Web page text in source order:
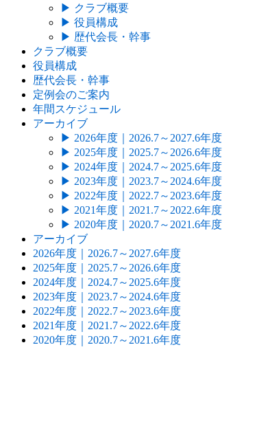
▶ クラブ概要
▶ 役員構成
▶ 歴代会長・幹事
クラブ概要
役員構成
歴代会長・幹事
定例会のご案内
年間スケジュール
アーカイブ
▶ 2026年度｜2026.7～2027.6年度
▶ 2025年度｜2025.7～2026.6年度
▶ 2024年度｜2024.7～2025.6年度
▶ 2023年度｜2023.7～2024.6年度
▶ 2022年度｜2022.7～2023.6年度
▶ 2021年度｜2021.7～2022.6年度
▶ 2020年度｜2020.7～2021.6年度
アーカイブ
2026年度｜2026.7～2027.6年度
2025年度｜2025.7～2026.6年度
2024年度｜2024.7～2025.6年度
2023年度｜2023.7～2024.6年度
2022年度｜2022.7～2023.6年度
2021年度｜2021.7～2022.6年度
2020年度｜2020.7～2021.6年度